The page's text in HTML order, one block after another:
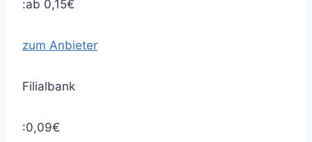
:ab 0,15€
zum Anbieter
Filialbank
:0,09€